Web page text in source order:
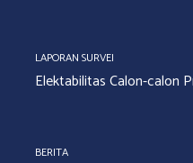
LAPORAN SURVEI
Elektabilitas Calon-calon
BERITA